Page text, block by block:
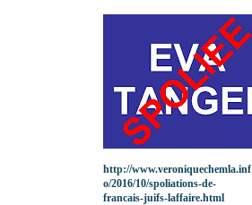
http://www.veroniquechemla.inf
o/2016/10/spoliations-de-
francais-juifs-laffaire.html